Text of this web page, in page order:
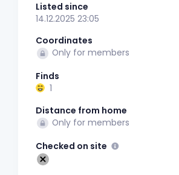
Listed since
14.12.2025 23:05
Coordinates
Only for members
Finds
1
Distance from home
Only for members
Checked on site